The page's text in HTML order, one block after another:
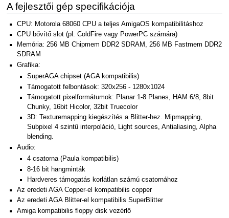
A fejlesztői gép specifikációja
CPU: Motorola 68060 CPU a teljes AmigaOS kompatibilitáshoz
CPU bővítő slot (pl. ColdFire vagy PowerPC számára)
Memória: 256 MB Chipmem DDR2 SDRAM, 256 MB Fastmem DDR2
SDRAM
Grafika:
SuperAGA chipset (AGA kompatibilis)
Támogatott felbontások: 320x256 - 1280x1024
Támogatott pixelformátumok: Planar 1-8 Planes, HAM 6/8, 8bit
Chunky, 16bit Hicolor, 32bit Truecolor
3D: Texturemapping kiegészítés a Blitter-hez. Mipmapping,
Subpixel 4 szintű interpoláció, Light sources, Antialiasing, Alpha
blending.
Audio:
4 csatorna (Paula kompatibilis)
8-16 bit hangminták
Hardveres támogatás korlátlan számú csatornához
Az eredeti AGA Copper-el kompatibilis copper
Az eredeti AGA Blitter-el kompatibilis SuperBlitter
Amiga kompatibilis floppy disk vezérlő